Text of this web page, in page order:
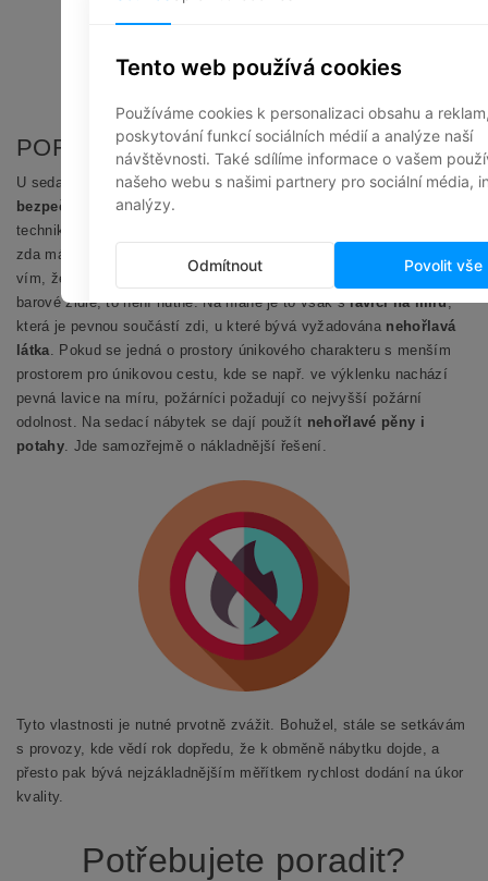
PORADÍME I S BEZPEČNOSTÍ
U sedacího nábytku v některých provozech zohledňujte i
bezpečnostní riziko. Vaši budovu má jistě na starost požární
technik. Před nákupem nábytku se poraďte přímo s ním a zjistěte,
zda má i on požadavky. Ze zkušeností od požárních pracovníků
vím, že na volně stojící nábytek, jakým jsou židle, křesla nebo
barové židle, to není nutné. Na hraně je to však slavicí na míru,
která je pevnou součástí zdi, u které bývá vyžadována nehořlavá
látka. Pokud se jedná o prostory únikového charakteru s menším
prostorem pro únikovou cestu, kde se např. ve výklenku nachází
pevná lavice na míru, požárníci požadují co nejvyšší požární
odolnost. Na sedací nábytek se dají použít nehořlavé pěny i
potahy. Jde samozřejmě o nákladnější řešení.
Tyto vlastnosti je nutné prvotně zvážit. Bohužel, stále se setkávám
s provozy, kde vědí rok dopředu, že k obměně nábytku dojde, a
přesto pak bývá nejzákladnějším měřítkem rychlost dodání na úkor
kvality.
Potřebujete poradit?